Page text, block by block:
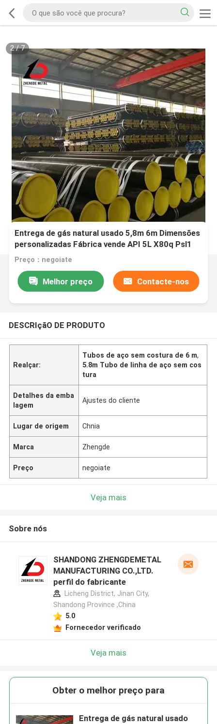
2/7
Entrega de gás natural usado 5,8m 6m Dimensões
personalizadas Fábrica vende API 5L X80q Psl1
Tubo de linha de aço sem costura
Preço：negoiate
Melhor preço Contacte-nos
DESCRIçãO DE PRODUTO
Realçar:
Tubos de aço sem costura de 6 m,
5.8m Tubo de linha de aço sem cos
tura
Detalhes da emba
lagem
Ajustes do cliente
Lugar de origem Chnia
Marca Zhengde
Preço negoiate
Veja mais
Sobre nós
SHANDONG ZHENGDEMETAL
MANUFACTURING CO.,LTD.
perfil do fabricante
Licheng District, Jinan City,
Shandong Province ,China
5.0
Fornecedor verificado
Veja mais
Obter o melhor preço para
Entrega de gás natural usado